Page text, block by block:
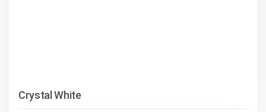
Crystal White